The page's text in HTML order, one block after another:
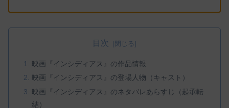
目次
映画『インシディアス』の作品情報
映画『インシディアス』の登場人物（キャスト）
映画『インシディアス』のネタバレあらすじ（起承転
結）